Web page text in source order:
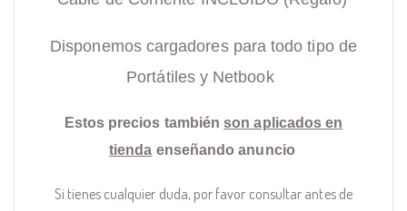
Disponemos cargadores para todo tipo de
Portátiles y Netbook
Estos precios también son aplicados en
tienda enseñando anuncio
Si tienes cualquier duda, por favor consultar antes de